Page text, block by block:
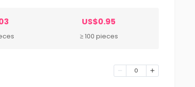
US$0.95
≥ 100 pieces
0